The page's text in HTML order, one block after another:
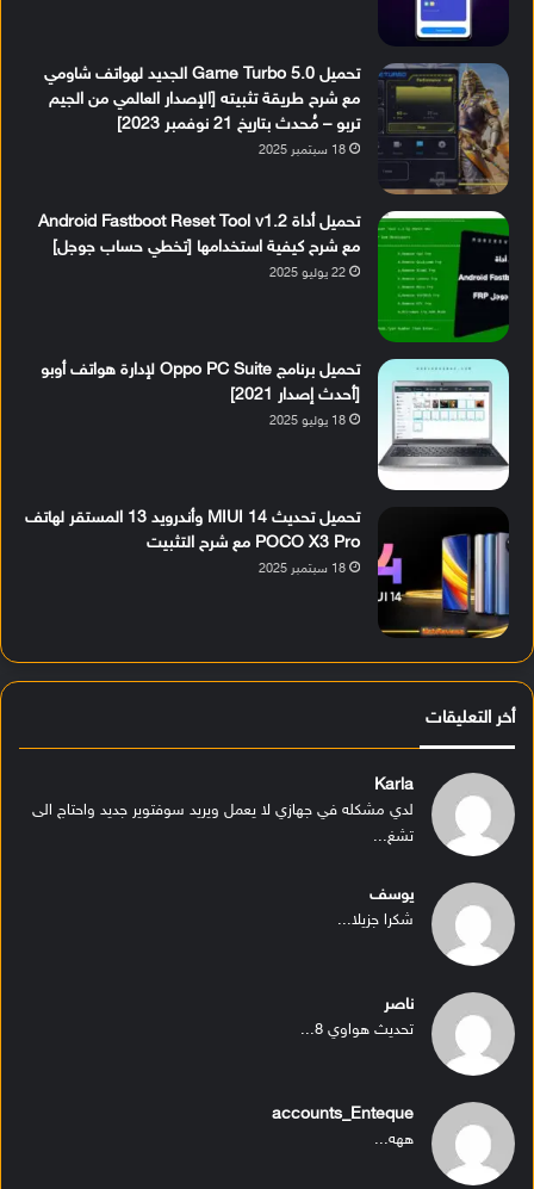
تحميل Game Turbo 5.0 الجديد لهواتف شاومي
مع شرح طريقة تثبيته [الإصدار العالمي من الجيم
تربو – مُحدث بتاريخ 21 نوفمبر 2023]
18 سبتمبر 2025
تحميل أداة Android Fastboot Reset Tool v1.2
مع شرح كيفية استخدامها [تخطي حساب جوجل]
22 يوليو 2025
تحميل برنامج Oppo PC Suite لإدارة هواتف أوبو
[أحدث إصدار 2021]
18 يوليو 2025
تحميل تحديث MIUI 14 وأندرويد 13 المستقر لهاتف
POCO X3 Pro مع شرح التثبيت
18 سبتمبر 2025
أخر التعليقات
Karla
لدي مشكله في جهازي لا يعمل ويريد سوفتوير جديد واحتاج الى
تشغ...
يوسف
شكرا جزيلا...
ناصر
تحديث هواوي 8...
accounts_Enteque
ههه...